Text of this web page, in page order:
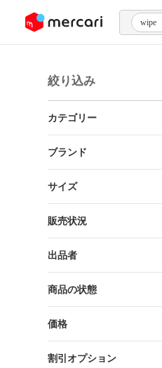
ツにスキップ wipe
絞り込み
カテゴリー
ブランド
サイズ
販売状況
出品者
商品の状態
価格
割引オプション